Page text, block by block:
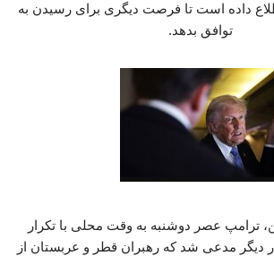
داده است تا فرصت دیگری برای رسیدن به
توافق بدهد.
ترامپ عصر دوشنبه به وقت محلی با تکرار
دیگر مدعی شد که رهبران قطر و عربستان از